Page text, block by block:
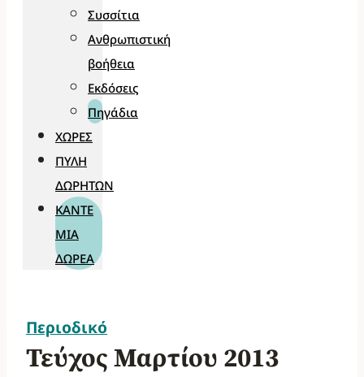
Συσσίτια
Ανθρωπιστική
βοήθεια
Εκδόσεις
Πηγάδια
ΧΏΡΕΣ
ΠΎΛΗ
ΔΩΡΗΤΏΝ
ΚΆΝΤΕ
ΜΊΑ
ΔΩΡΕΆ
Περιοδικό
Τεύχος Μαρτίου 2013